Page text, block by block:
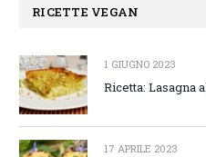
RICETTE VEGAN
1 GIUGNO 2023
Ricetta: Lasagna
17 APRILE 2023